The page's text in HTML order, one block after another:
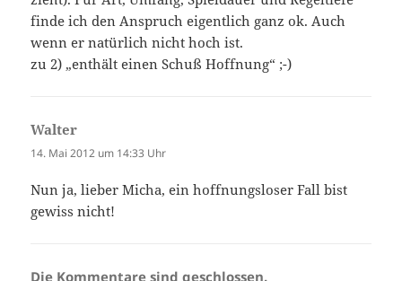
finde ich den Anspruch eigentlich ganz ok. Auch
wenn er natürlich nicht hoch ist.
zu 2) „enthält einen Schuß Hoffnung“ ;-)
Walter
14. Mai 2012 um 14:33 Uhr
Nun ja, lieber Micha, ein hoffnungsloser Fall bist
gewiss nicht!
Die Kommentare sind geschlossen.